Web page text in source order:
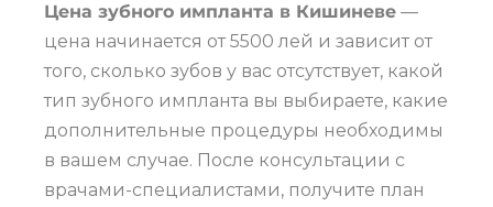
Цена зубного импланта в Кишиневе —
цена начинается от 5500 лей и зависит от
того, сколько зубов у вас отсутствует, какой
тип зубного импланта вы выбираете, какие
дополнительные процедуры необходимы
в вашем случае. После консультации с
врачами-специалистами, получите план